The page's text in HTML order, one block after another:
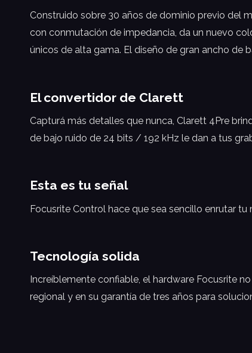
Construido sobre 30 años de dominio previo del
con conmutación de impedancia, da un nuevo
únicos de alta gama. El diseño de gran ancho de
El convertidor de Clarett
Capturá más detalles que nunca, Clarett 4Pre
de bajo ruido de 24 bits / 192 kHz le dan a tus
Esta es tu señal
Focusrite Control hace que sea sencillo enrutar
Tecnología solida
Increíblemente confiable, el hardware Focusrite
regional y en su garantía de tres años para